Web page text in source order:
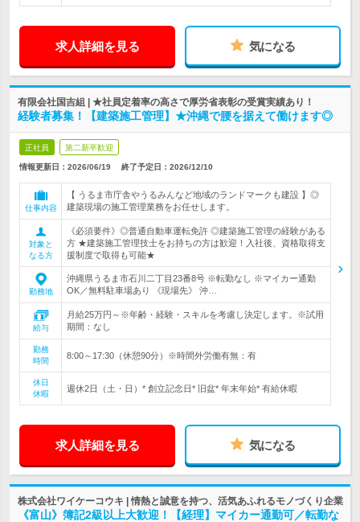
求人詳細を見る 気になる
有限会社国吉組 | ★社員定着率の高さで厚労省表彰の受賞実績あり！
経験者募集！【建築施工管理】★沖縄で腰を据えて働けます◎
正社員 第二新卒歓迎
情報更新日：2026/06/19 終了予定日： 2026/12/10
仕事内容
【 うるま市庁舎やうるみんなど地域のランドマークも建設 】◎
建築現場の施工管理業務をお任せします。
対象と
なる方
《必須要件》◎普通自動車運転免許 ◎建築施工管理の経験がある
方 ★建築施工管理技士をお持ちの方は歓迎！入社後、資格取得支
援制度で取得も可能★
勤務地
沖縄県うるま市石川二丁目23番8号 ※転勤なし ※マイカー通勤
OK／無料駐車場あり 《現場先》 沖…
給与
月給25万円～※年齢・経験・スキルを考慮し決定します。※試用
期間：なし
勤務
時間
8:00～17:30（休憩90分）※時間外労働有無：有
休日
休暇
週休2日（土・日）* 創立記念日* 旧盆* 年末年始* 有給休暇
求人詳細を見る 気になる
株式会社ワイケーコウキ | 情熱と誠意を持つ、活気あふれるモノづくり企業
《富山》簿記2級以上大歓迎！【経理】マイカー通勤可／転勤な